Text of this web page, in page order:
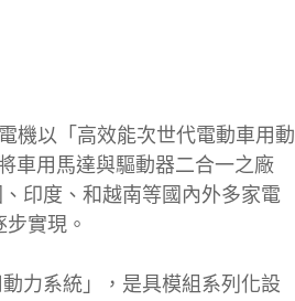
機以「高效能次世代電動車用動
車用馬達與驅動器二合一之廠
印度、和越南等國內外多家電
實現。
力系統」，是具模組系列化設